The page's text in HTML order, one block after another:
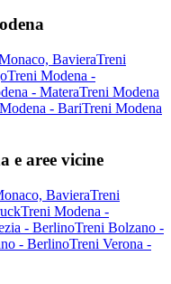
BavieraTreni
Treni Modena -
- MateraTreni Modena
- BariTreni Modena
e aree vicine
BavieraTreni
Treni Modena -
- BerlinoTreni Bolzano -
- BerlinoTreni Verona -